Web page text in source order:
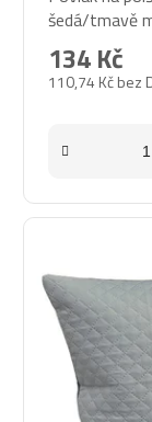
šedá/tmavě
110,74 Kč bez
134 Kč